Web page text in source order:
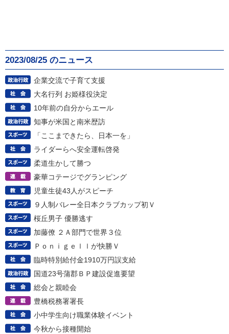
2023/08/25 のニュース
企業交流で子育て支援
大名行列 お姫様役決定
10年前の自分からエール
知事が米国と南米歴訪
「ここまできたら、日本一を」
ライダーらへ安全運転啓発
柔道生かして勝つ
豪華コテージでグランピング
児童生徒43人がスピーチ
９人制バレー全日本クラブカップ初Ｖ
桜丘男子 優勝逃す
加藤僚 ２Ａ部門で世界３位
Ｐｏｎｉｇｅｌｌが快勝Ｖ
臨時特別給付金1910万円誤支給
国道23号蒲郡ＢＰ建設促進要望
総会と親睦会
豊橋税務署署長
小中学生向け職業体験イベント
今秋から接種開始